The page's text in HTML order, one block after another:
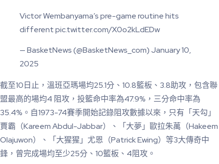
Victor Wembanyama’s pre-game routine hits
different pic.twitter.com/X0o2kLdEDw
— BasketNews (@BasketNews_com) January 10,
2025
截至10日止，溫班亞瑪場均25.1分、10.8籃板、3.8助攻，包含聯
盟最高的場均4 阻攻，投籃命中率為47.9%，三分命中率為
35.4%。自1973-74賽季開始記錄阻攻數據以來，只有「天勾」
賈霸（Kareem Abdul-Jabbar）、「大夢」歐拉朱萬（Hakeem
Olajuwon）、「大猩猩」尤恩（Patrick Ewing）等3大傳奇中
鋒，曾完成場均至少25分、10籃板、4阻攻。